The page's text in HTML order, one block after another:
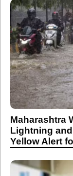
Maharashtra
Lightning
Yellow Alert